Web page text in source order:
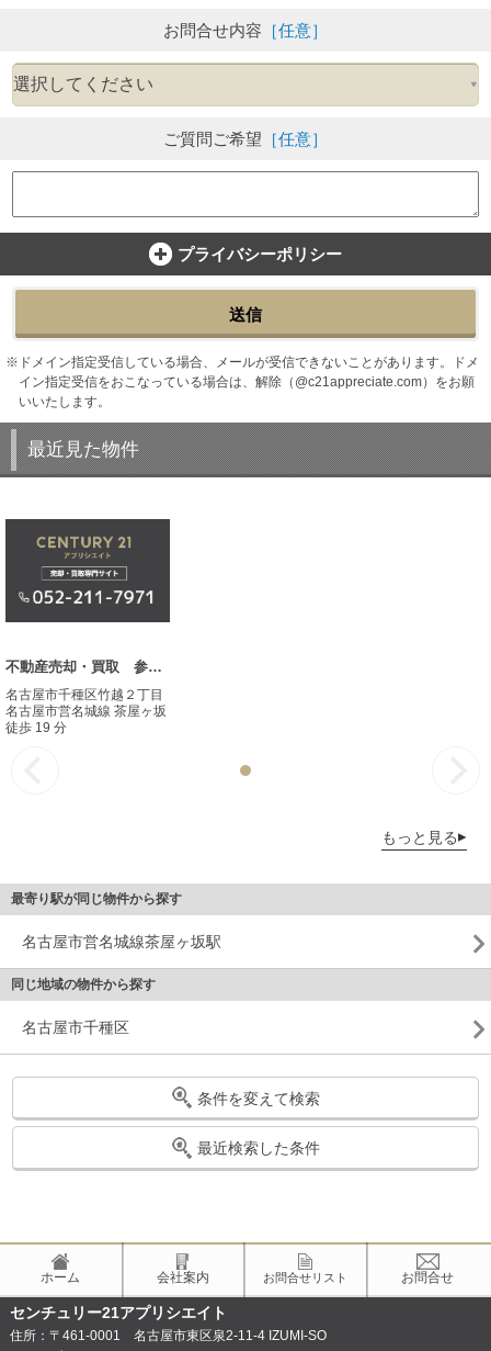
お問合せ内容 ［任意］
ご質問ご希望 ［任意］
プライバシーポリシー
送信
ドメイン指定受信している場合、メールが受信できないことがあります。ドメ
イン指定受信をおこなっている場合は、解除（@c21appreciate.com）をお願
いいたします。
最近見た物件
不動産売却・買取 参考事例
名古屋市千種区竹越２丁目
名古屋市営名城線 茶屋ヶ坂
徒歩 19 分
もっと見る
最寄り駅が同じ物件から探す
名古屋市営名城線茶屋ヶ坂駅
同じ地域の物件から探す
名古屋市千種区
条件を変えて検索
最近検索した条件
ホーム 会社案内 お問合せリスト お問合せ
センチュリー21アプリシエイト
住所：〒461-0001 名古屋市東区泉2-11-4 IZUMI-SO